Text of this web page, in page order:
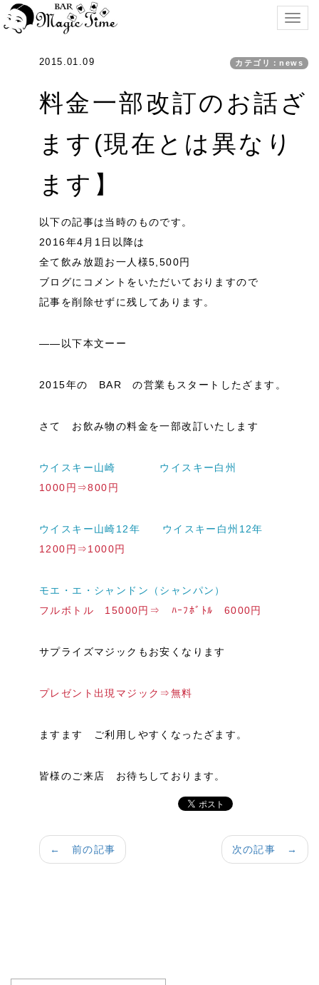
2015.01.09 カテゴリ：news
料金一部改訂のお話ざ
ます(現在とは異なり
ます】
以下の記事は当時のものです。
2016年4月1日以降は
全て飲み放題お一人様5,500円
ブログにコメントをいただいておりますので
記事を削除せずに残してあります。
――以下本文ーー
2015年の BAR の営業もスタートしたざます。
さて お飲み物の料金を一部改訂いたします
ウイスキー山崎 ウイスキー白州
1000円⇒800円
ウイスキー山崎12年 ウイスキー白州12年
1200円⇒1000円
モエ・エ・シャンドン（シャンパン）
フルボトル 15000円⇒ ﾊｰﾌﾎﾞﾄﾙ 6000円
サプライズマジックもお安くなります
プレゼント出現マジック⇒無料
ますます ご利用しやすくなったざます。
皆様のご来店 お待ちしております。
次の記事 →
← 前の記事